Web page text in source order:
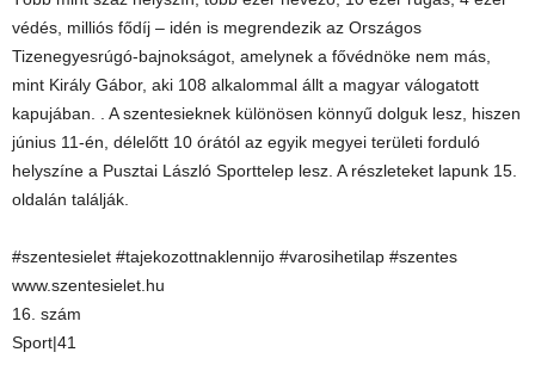
védés, milliós fődíj – idén is megrendezik az Országos
Tizenegyesrúgó-bajnokságot, amelynek a fővédnöke nem más,
mint Király Gábor, aki 108 alkalommal állt a magyar válogatott
kapujában. . A szentesieknek különösen könnyű dolguk lesz, hiszen
június 11-én, délelőtt 10 órától az egyik megyei területi forduló
helyszíne a Pusztai László Sporttelep lesz. A részleteket lapunk 15.
oldalán találják.
#szentesielet #tajekozottnaklennijo #varosihetilap #szentes
www.szentesielet.hu
16. szám
Sport|41